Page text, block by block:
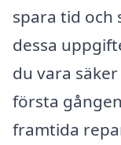
spara tid och
dessa
du vara
första
framtida